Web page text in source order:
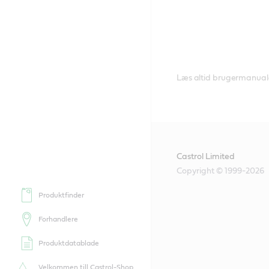
Produktfinder
Forhandlere
Produktdatablade
Velkommen till Castrol-Shop
Læs altid
Castrol Limited
Copyright © 1999-2026